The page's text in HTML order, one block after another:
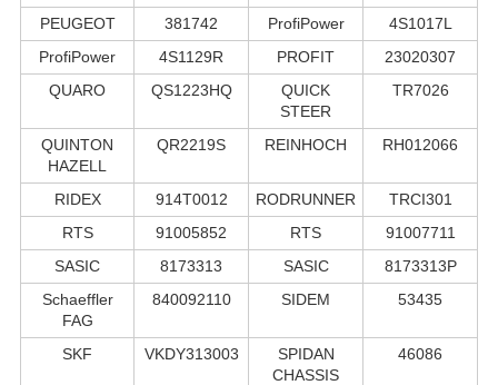
PEUGEOT
381742 ProfiPower
4S1017L
ProfiPower
4S1129R PROFIT
23020307
QUARO
QS1223HQ
QUICK
STEER
TR7026
QUINTON
HAZELL
QR2219S REINHOCH RH012066
RIDEX 914T0012 RODRUNNER
TRCI301
RTS
91005852 RTS
91007711
SASIC
8173313 SASIC
8173313P
Schaeffler
FAG
840092110 SIDEM 53435
SKF VKDY313003
SPIDAN
CHASSIS
46086